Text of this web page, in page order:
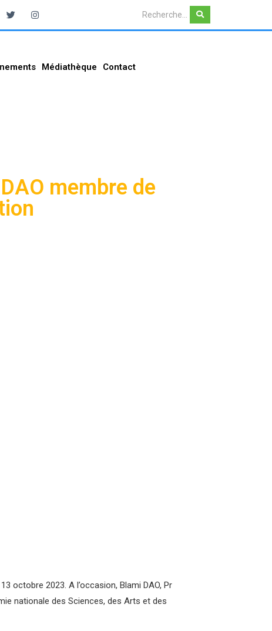
Médiathèque Contact
membre de
octobre 2023. A l’occasion, Blami DAO, Pr
nationale des Sciences, des Arts et des